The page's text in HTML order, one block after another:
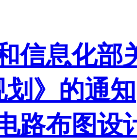
信息化部
划》的通知
路布图设